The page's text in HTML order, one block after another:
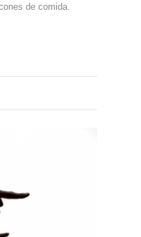
de comida.